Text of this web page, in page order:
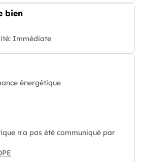
bien
Immédiate
énergétique
n'a pas été communiqué par